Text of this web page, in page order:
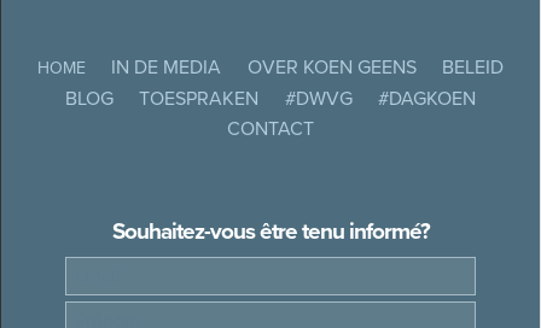
HOME IN DE MEDIA OVER KOEN GEENS
BELEID
BLOG
TOESPRAKEN #DWVG
#DAGKOEN
CONTACT
Souhaitez-vous être tenu informé?